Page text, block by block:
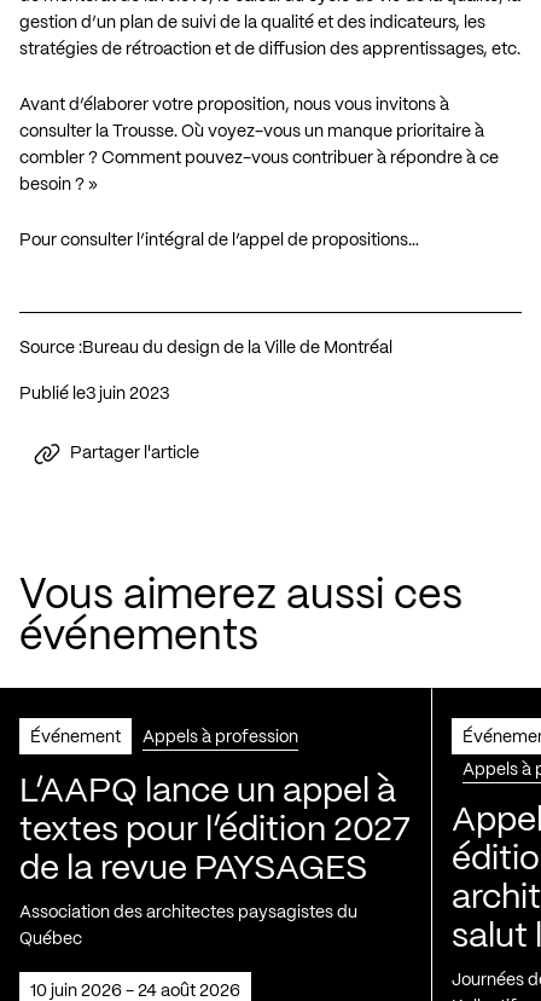
gestion d’un plan de suivi de la qualité et des indicateurs, les
stratégies de rétroaction et de diffusion des apprentissages, etc.
Avant d’élaborer votre proposition, nous vous invitons à
consulter la Trousse. Où voyez-vous un manque prioritaire à
combler ? Comment pouvez-vous contribuer à répondre à ce
besoin ? »
Pour consulter l’intégral de l’appel de propositions…
Source :Bureau du design de la Ville de Montréal
Publié le 3 juin 2023
Partager l'article
Vous aimerez aussi ces
événements
Événement Appels à profession
L’AAPQ lance un appel à
textes pour l’édition 2027
de la revue PAYSAGES
Association des architectes paysagistes du
Québec
10 juin 2026 - 24 août 2026
Appels à
salut
Journées